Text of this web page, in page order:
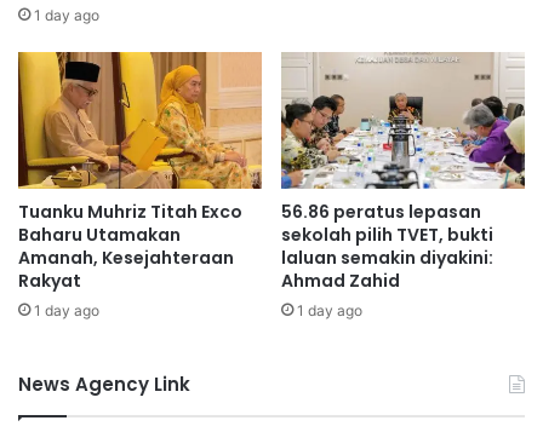
“Geran ini seharusnya mampu melahirkan kampung yang
“Saya mahu geran ini melahirkan masyarakat Orang Asli
yang semakin maju, berdikari serta dihormati,” kata
Aminuddin lagi.
Aminuddin
m
d
e
n
g
a
n
I
t
a
l
i
g
i
,
B
e
t
e
r
i
m
a
s
i
1 day ago
Tuanku Muhriz Titah Exco
Baharu Utamakan
Amanah, Kesejahteraan
Rakyat
1 day ago
56.86 peratus lepasan
sekolah pilih TVET, bukti
laluan semakin diyakini:
Ahmad Zahid
1 day ago
News Agency Link